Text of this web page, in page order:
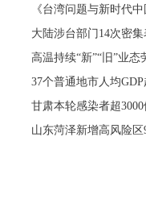
《台湾问题与新时代
大陆涉台部门14次密
高温持续“新”“旧”业
37个普通地市人均
甘肃本轮感染者超
山东菏泽新增高风险